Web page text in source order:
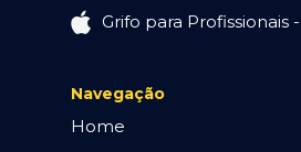
Grifo para Profissionais -
Navegação
Home